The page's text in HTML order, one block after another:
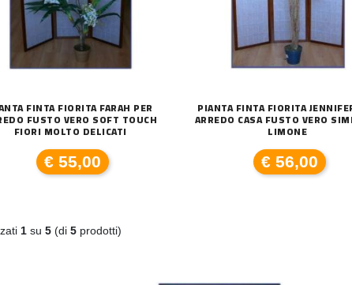
FINTA FIORITA FARAH PER
FUSTO VERO SOFT TOUCH
FIORI MOLTO DELICATI
€ 55,00
PIANTA FINTA FIORITA
ARREDO CASA FUSTO VERO
LIMONE
€ 56,00
1 su 5 (di 5 prodotti)